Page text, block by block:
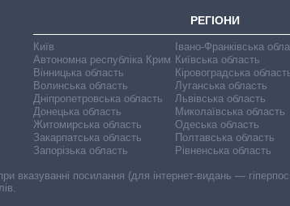
РЕГІОНИ
Київ
Автономна республіка Крим
Вінницька область
Волинська область
Дніпропетровська область
Донецька область
Житомирська область
Закарпатська область
Запорізька область
Івано-Франківська
Київська область
Кіровоградська
Луганська область
Львівська область
Миколаївська область
Одеська область
Полтавська область
Рівненська область
вказуванні посилання (для інтернет-видань —